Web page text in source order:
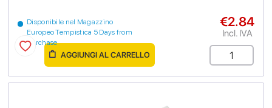
Disponibile nel Magazzino
Europeo Tempistica 5 Days from
purchase
€2.84
Incl. IVA
AGGIUNGI AL CARRELLO